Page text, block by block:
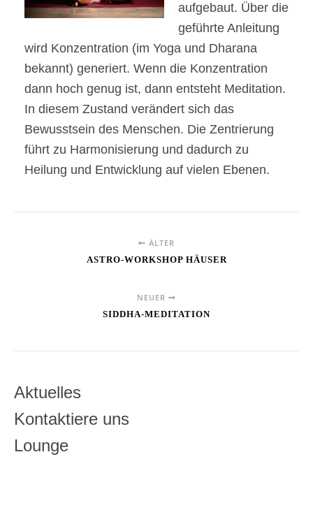
aufgebaut. Über die
geführte Anleitung
wird Konzentration (im Yoga und Dharana
bekannt) generiert. Wenn die Konzentration
dann hoch genug ist, dann entsteht Meditation.
In diesem Zustand verändert sich das
Bewusstsein des Menschen. Die Zentrierung
führt zu Harmonisierung und dadurch zu
Heilung und Entwicklung auf vielen Ebenen.
ÄLTER
ASTRO-WORKSHOP HÄUSER
NEUER
SIDDHA-MEDITATION
Aktuelles
Kontaktiere uns
Lounge